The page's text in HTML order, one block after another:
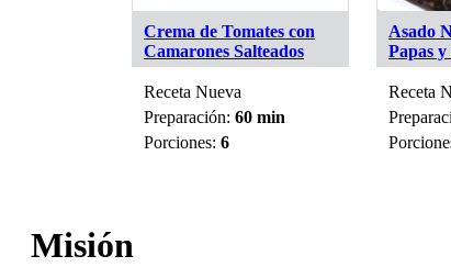
Crema de Tomates con
Camarones Salteados
Receta Nueva
Preparación: 60 min
Porciones: 6
Asado
Papas
Receta
Misión